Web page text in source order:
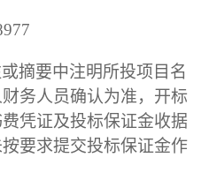
摘要中注明所投项目名
财务人员确认为准，开标
凭证及投标保证金收据
要求提交投标保证金作